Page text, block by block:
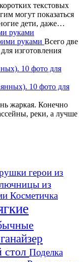
текстовых
могут показаться
дети, даже…
руками
Всего две
изготовления
10 фото для
жаркая. Конечно
реки, а лучше
герои из
из
Косметичка
Поделка